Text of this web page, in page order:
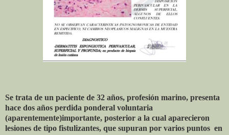
Se trata de un paciente de 32 años, profesión marino, presenta
hace dos años perdida ponderal voluntaria
(aparentemente)importante, posterior a la cual aparecieron
lesiones de tipo fistulizantes, que supuran por varios puntos en